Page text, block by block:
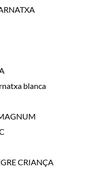
blanca
CRIANÇA